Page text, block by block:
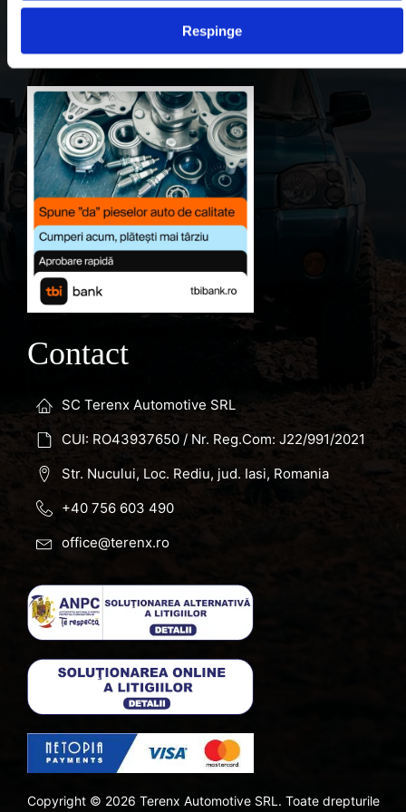
Respinge
Favorite
Contact
SC Terenx Automotive SRL
CUI: RO43937650 / Nr. Reg.Com: J22/991/2021
Str. Nucului, Loc. Rediu, jud. Iasi, Romania
+40 756 603 490
office@terenx.ro
Copyright © 2026 Terenx Automotive SRL. Toate drepturile